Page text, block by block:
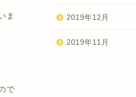
ま
で
2019年12月
2019年11月